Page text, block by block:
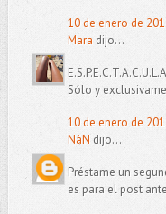
10 de enero de
Mara dijo...
Sólo y
10 de enero de
NáN dijo...
Préstame un
es para el post